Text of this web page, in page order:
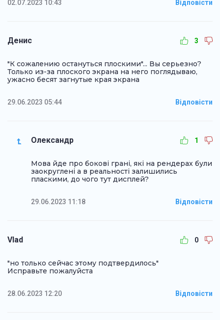
02.07.2023 10:43 Відповісти
Денис 3
"К сожалению остануться плоскими"... Вы серьезно?
Только из-за плоского экрана на него поглядываю,
ужасно бесят загнутые края экрана
29.06.2023 05:44 Відповісти
Олександр 1
Мова йде про бокові грані, які на рендерах були
заокруглені а в реальності залишились
пласкими, до чого тут дисплей?
29.06.2023 11:18 Відповісти
Vlad 0
"но только сейчас этому подтвердилось"
Исправьте пожалуйста
28.06.2023 12:20 Відповісти